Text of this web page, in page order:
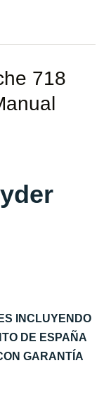
718
INCLUYENDO
DE ESPAÑA
GARANTÍA